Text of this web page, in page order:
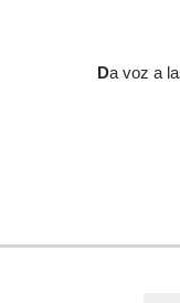
Da voz a